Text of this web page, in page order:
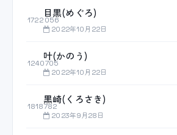
1722056
目黒(めぐろ)
2022年10月22日
1240705
叶(かのう)
2022年10月22日
1818782
黒崎(くろさき)
2023年9月28日